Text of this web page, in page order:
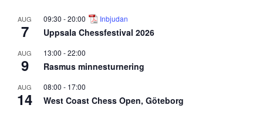
AUG
7
09:30 -20:00 Inbjudan
Uppsala Chessfestival 2026
AUG
9
13:00 -22:00
Rasmus minnesturnering
AUG
14
08:00 - 17:00
West Coast Chess Open, Göteborg